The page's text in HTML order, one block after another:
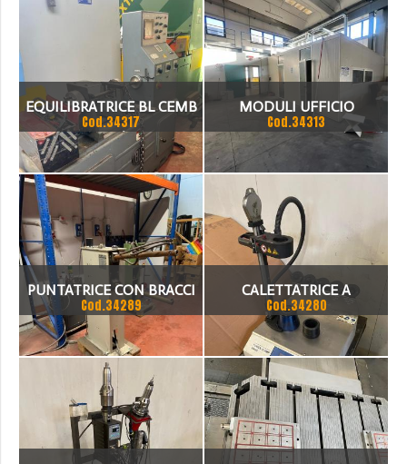
EQUILIBRATRICE BL CEMB
W20/N
Cod.34317
MODULI UFFICIO
Cod.34313
PUNTATRICE CON BRACCI
DA 2 METRI PER FERRO
Cod.34289
CALETTATRICE A
INDUZIONE
ELETTROMAGNETICA DA
DIAM 4 MM A DIAM 32 MM
POWER CLAMP
Cod.34280